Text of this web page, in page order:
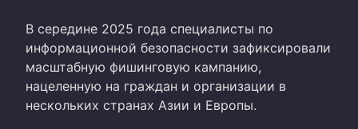
В середине 2025 года специалисты по
информационной безопасности зафиксировали
масштабную фишинговую кампанию,
нацеленную на граждан и организации в
нескольких странах Азии и Европы.